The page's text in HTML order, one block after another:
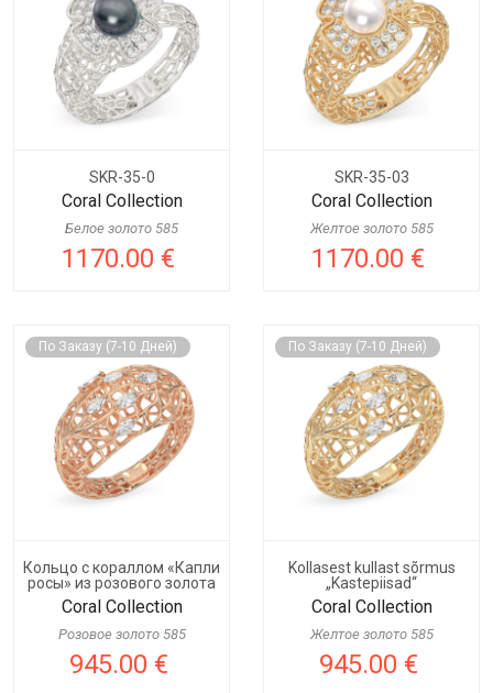
SKR-35-0
Coral Collection
Белое золото 585
1170.00 €
SKR-35-03
Coral Collection
Желтое золото 585
1170.00 €
По Заказу (7-10 Дней)
Кольцо с кораллом «Капли
росы» из розового золота
Coral Collection
Розовое золото 585
945.00 €
По Заказу (7-10 Дней)
Kollasest kullast sõrmus
„Kastepiisad“
Coral Collection
Желтое золото 585
945.00 €